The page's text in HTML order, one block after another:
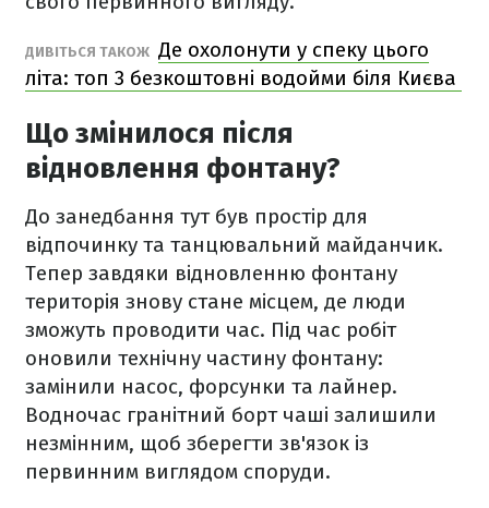
ДИВІТЬСЯ ТАКОЖ Де охолонути у спеку цього
літа: топ 3 безкоштовні водойми біля Києва
Що змінилося після
відновлення фонтану?
До занедбання тут був простір для
відпочинку та танцювальний майданчик.
Тепер завдяки відновленню фонтану
територія знову стане місцем, де люди
зможуть проводити час. Під час робіт
оновили технічну частину фонтану:
замінили насос, форсунки та лайнер.
Водночас гранітний борт чаші залишили
незмінним, щоб зберегти зв'язок із
первинним виглядом споруди.